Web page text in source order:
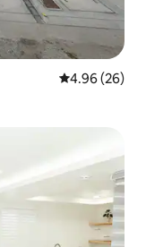
從 26 則評價
4.96 (26)